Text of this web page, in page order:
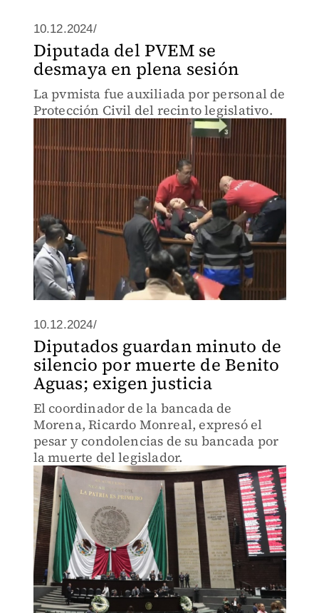
10.12.2024/
Diputada del PVEM se
desmaya en plena sesión
La pvmista fue auxiliada por personal de
Protección Civil del recinto legislativo.
10.12.2024/
Diputados guardan minuto de
silencio por muerte de Benito
Aguas; exigen justicia
El coordinador de la bancada de
Morena, Ricardo Monreal, expresó el
pesar y condolencias de su bancada por
la muerte del legislador.